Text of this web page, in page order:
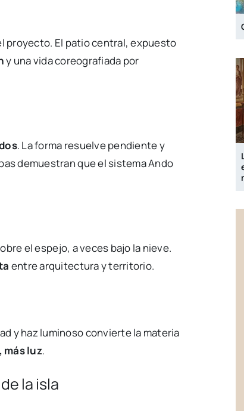
proyecto. El patio central, expuesto
y una vida coreografiada por
. La forma resuelve pendiente y
demuestran que el sistema Ando
el espejo, a veces bajo la nieve.
entre arquitectura y territorio.
y haz luminoso convierte la materia
más luz.
la isla